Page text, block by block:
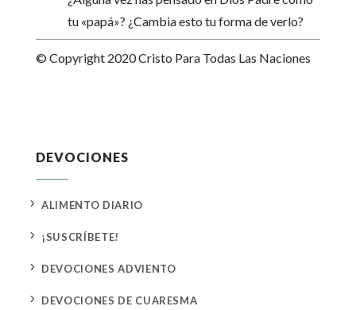
tu «papá»? ¿Cambia esto tu forma de verlo?
© Copyright 2020 Cristo Para Todas Las Naciones
DEVOCIONES
5 ALIMENTO DIARIO
5 ¡SUSCRÍBETE!
5 DEVOCIONES ADVIENTO
5 DEVOCIONES DE CUARESMA